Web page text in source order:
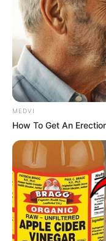
MEDVI
How To Get An